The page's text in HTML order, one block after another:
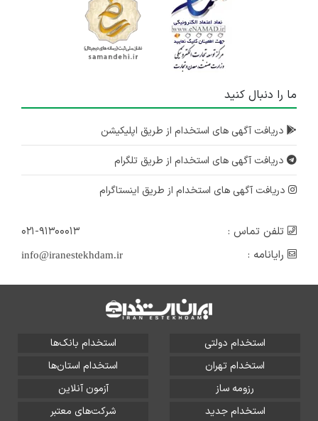
ما را دنبال کنید
دریافت آگهی های استخدام از طریق اپلیکیشن
دریافت آگهی های استخدام از طریق تلگرام
دریافت آگهی های استخدام از طریق اینستاگرام
تلفن تماس :
۰۲۱-۹۱۳۰۰۰۱۳
رایانامه :
info@iranestekhdam.ir
استخدام دولتی
استخدام بانک‌ها
استخدام تهران
استخدام استان‌ها
رزومه ساز
آزمون آنلاین
استخدام جدید
شرکت‌های معتبر